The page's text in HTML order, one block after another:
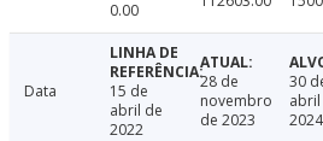
0.00
Data
15 de
abril de
2022
28 de
novembro
de 2023
30
2024